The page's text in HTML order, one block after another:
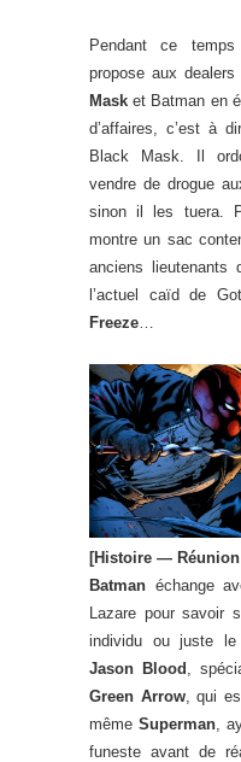
Pendant ce
propose aux
Mask et Batman en
d’affaires, c’est à
Black Mask. Il
vendre de drogue
sinon il les tuera.
montre un sac
anciens lieutenants
l’actuel caïd de
Freeze
[Histoire —
Batman échange
Lazare pour savoir
individu ou juste le
Jason Blood
,
Green Arrow, qui
mêmeSuperman ,
funeste avant de